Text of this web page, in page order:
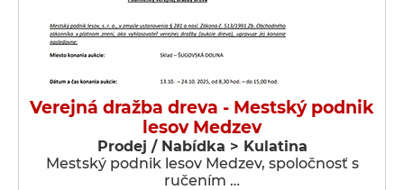
Verejná dražba dreva - Mestský podnik
lesov Medzev
Prodej / Nabídka > Kulatina
Mestský podnik lesov Medzev, spoločnosť s
ručením …